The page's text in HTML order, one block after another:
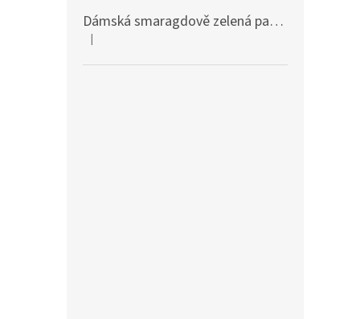
Dámská smaragdově zelená pašmína P81 / Dámská smaragdově zelená šála
Hodnocení produktu je 4 z 5 hvězdiček.
|